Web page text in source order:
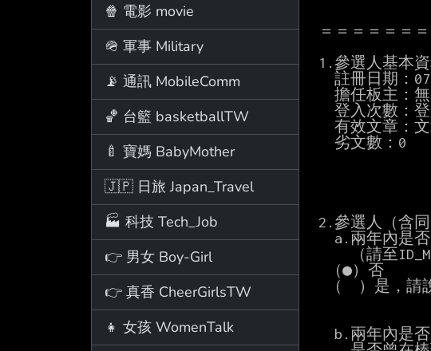
🍿 電影 movie
🪖 軍事 Military
📡 通訊 MobileComm
🏀 台籃 basketballTW
🍼 寶媽 BabyMother
🇯🇵 日旅 Japan_Travel
🏭 科技 Tech_Job
👉 男女 Boy-Girl
👉 真香 CheerGirlsTW
👧 女孩 WomenTalk
＝＝＝＝＝＝
1.參選人基本
2.參選人（含